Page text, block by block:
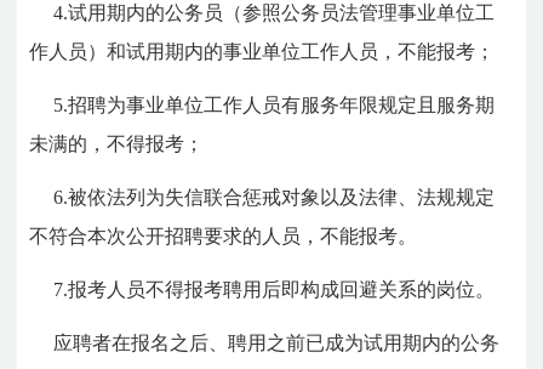
4.试用期内的公务员（参照公务员法管理事业单位工
作人员）和试用期内的事业单位工作人员，不能报考；
5.招聘为事业单位工作人员有服务年限规定且服务期
未满的，不得报考；
6.被依法列为失信联合惩戒对象以及法律、法规规定
不符合本次公开招聘要求的人员，不能报考。
7.报考人员不得报考聘用后即构成回避关系的岗位。
应聘者在报名之后、聘用之前已成为试用期内的公务